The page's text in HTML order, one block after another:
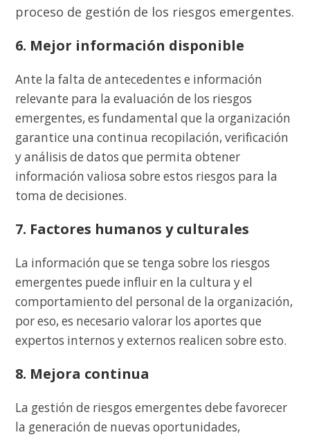
proceso de gestión de los riesgos emergentes.
6. Mejor información disponible
Ante la falta de antecedentes e información
relevante para la evaluación de los riesgos
emergentes, es fundamental que la organización
garantice una continua recopilación, verificación
y análisis de datos que permita obtener
información valiosa sobre estos riesgos para la
toma de decisiones.
7. Factores humanos y culturales
La información que se tenga sobre los riesgos
emergentes puede influir en la cultura y el
comportamiento del personal de la organización,
por eso, es necesario valorar los aportes que
expertos internos y externos realicen sobre esto.
8. Mejora continua
La gestión de riesgos emergentes debe favorecer
la generación de nuevas oportunidades,